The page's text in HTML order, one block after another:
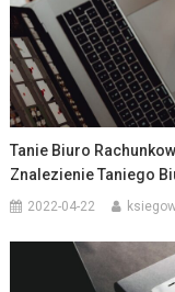
Tanie Biuro
Znalezienie Taniego
2022-04-22